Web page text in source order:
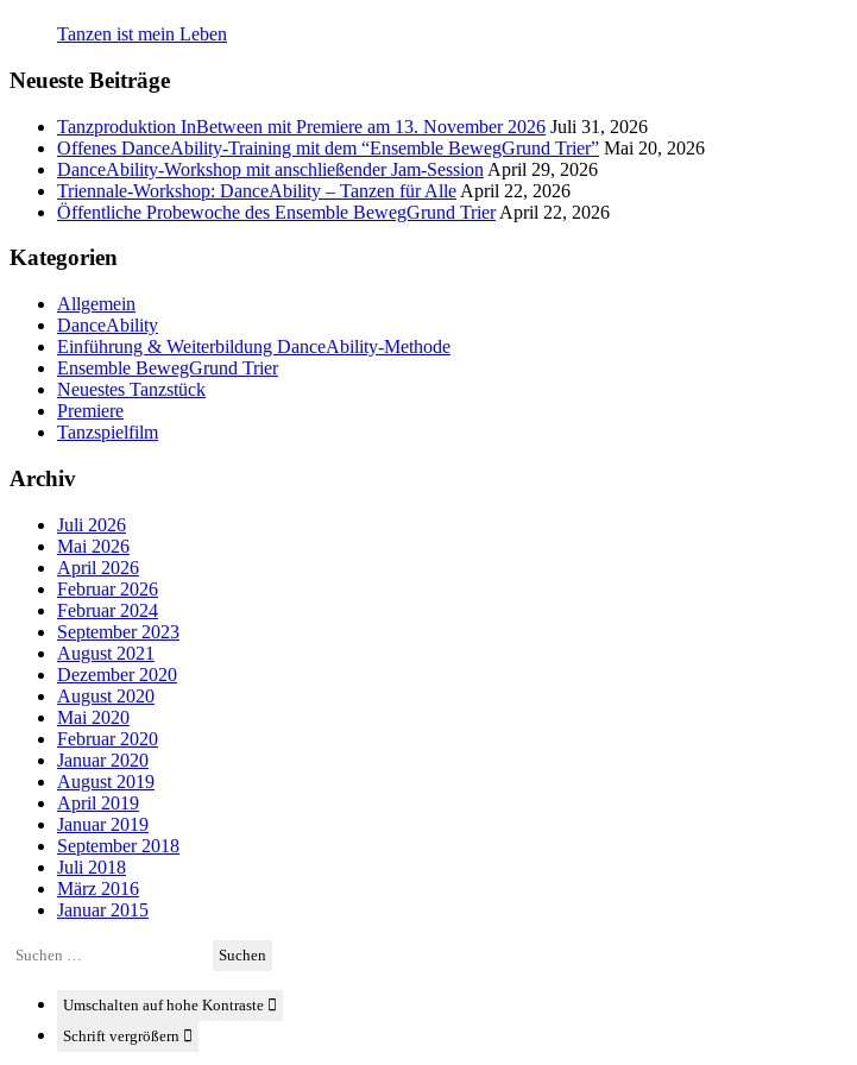
Tanzen ist mein Leben
Neueste Beiträge
Tanzproduktion InBetween mit Premiere am 13. November 2026 Juli 31, 2026
Offenes DanceAbility-Training mit dem “Ensemble BewegGrund Trier” Mai 20, 2026
DanceAbility-Workshop mit anschließender Jam-Session April 29, 2026
Triennale-Workshop: DanceAbility – Tanzen für Alle April 22, 2026
Öffentliche Probewoche des Ensemble BewegGrund Trier April 22, 2026
Kategorien
Allgemein
DanceAbility
Einführung & Weiterbildung DanceAbility-Methode
Ensemble BewegGrund Trier
Neuestes Tanzstück
Premiere
Tanzspielfilm
Archiv
Juli 2026
Mai 2026
April 2026
Februar 2026
Februar 2024
September 2023
August 2021
Dezember 2020
August 2020
Mai 2020
Februar 2020
Januar 2020
August 2019
April 2019
Januar 2019
September 2018
Juli 2018
März 2016
Januar 2015
Suchen
Umschalten auf hohe Kontraste
Schrift vergrößern